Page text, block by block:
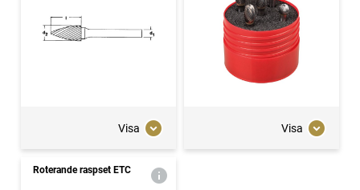
Visa Visa
Roterande raspset ETC